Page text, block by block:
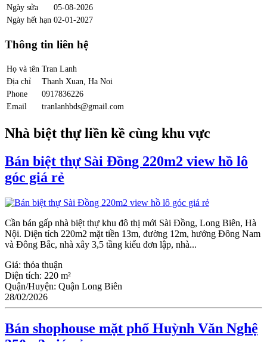
Ngày sửa
05-08-2026
Ngày hết hạn 02-01-2027
Thông tin liên hệ
Họ và tên Tran Lanh
Địa chỉ
Thanh Xuan, Ha Noi
Phone
0917836226
Email
tranlanhbds@gmail.com
Nhà biệt thự liền kề cùng khu vực
Bán biệt thự Sài Đồng 220m2 view hồ lô
góc giá rẻ
Cần bán gấp nhà biệt thự khu đô thị mới Sài Đồng, Long Biên, Hà
Nội. Diện tích 220m2 mặt tiền 13m, đường 12m, hướng Đông Nam
và Đông Bắc, nhà xây 3,5 tầng kiểu đơn lập, nhà...
Giá: thỏa thuận
Diện tích: 220 m²
Quận/Huyện: Quận Long Biên
28/02/2026
Bán shophouse mặt phố Huỳnh Văn Nghệ